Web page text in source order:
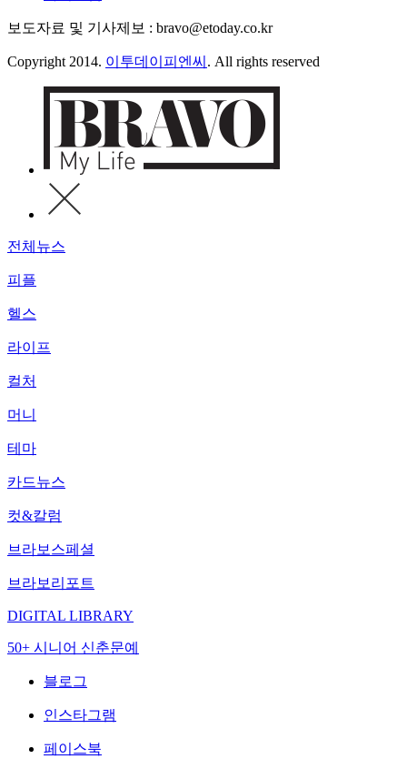
보도자료 및 기사제보 : bravo@etoday.co.kr
Copyright 2014. 이투데이피엔씨 . All rights reserved
전체뉴스
피플
헬스
라이프
컬처
머니
테마
카드뉴스
컷&칼럼
브라보스페셜
브라보리포트
DIGITAL LIBRARY
50+ 시니어 신춘문예
블로그
인스타그램
페이스북